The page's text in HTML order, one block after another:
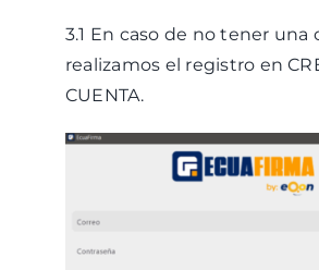
3.1 En caso de no tener una
realizamos el registro en
CUENTA.